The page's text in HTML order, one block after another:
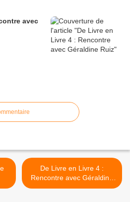
avec
De Livre en Livre 4 :
Rencontre avec Géraldine
Ruiz >